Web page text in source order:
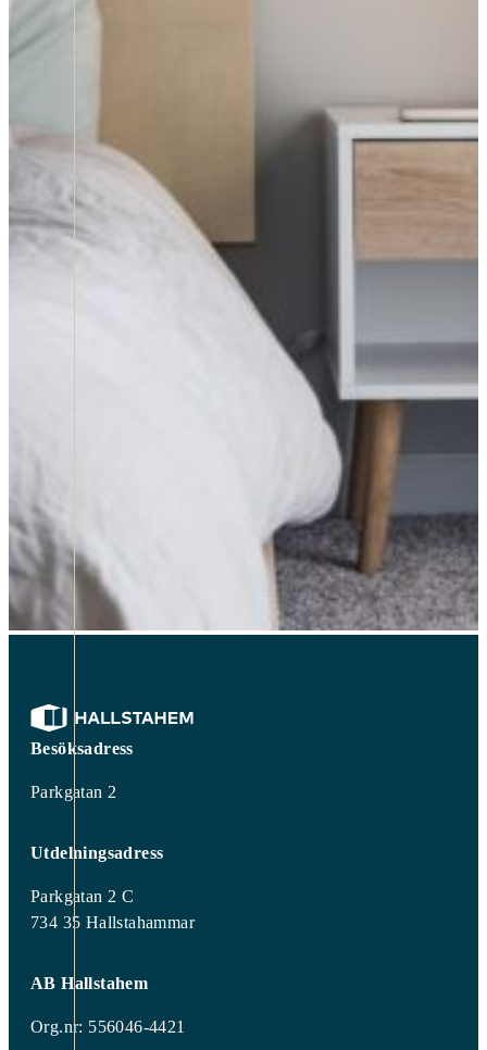
Besöksadress
Parkgatan 2
Utdelningsadress
Parkgatan 2 C
734 35 Hallstahammar
AB Hallstahem
Org.nr: 556046-4421